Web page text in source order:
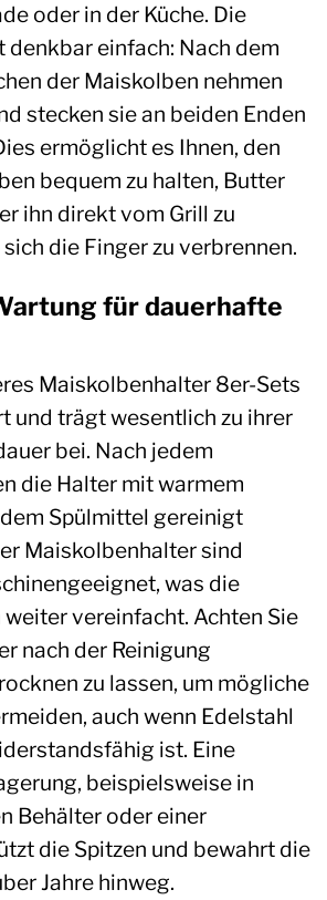
oder in der Küche. Die
denkbar einfach: Nach dem
der Maiskolben nehmen
stecken sie an beiden Enden
ermöglicht es Ihnen, den
bequem zu halten, Butter
ihn direkt vom Grill zu
die Finger zu verbrennen.
für dauerhafte
Maiskolbenhalter 8er-Sets
und trägt wesentlich zu ihrer
bei. Nach jedem
die Halter mit warmem
Spülmittel gereinigt
Maiskolbenhalter sind
was die
weiter vereinfacht. Achten Sie
nach der Reinigung
zu lassen, um mögliche
auch wenn Edelstahl
ist. Eine
beispielsweise in
Behälter oder einer
die Spitzen und bewahrt die
Jahre hinweg.